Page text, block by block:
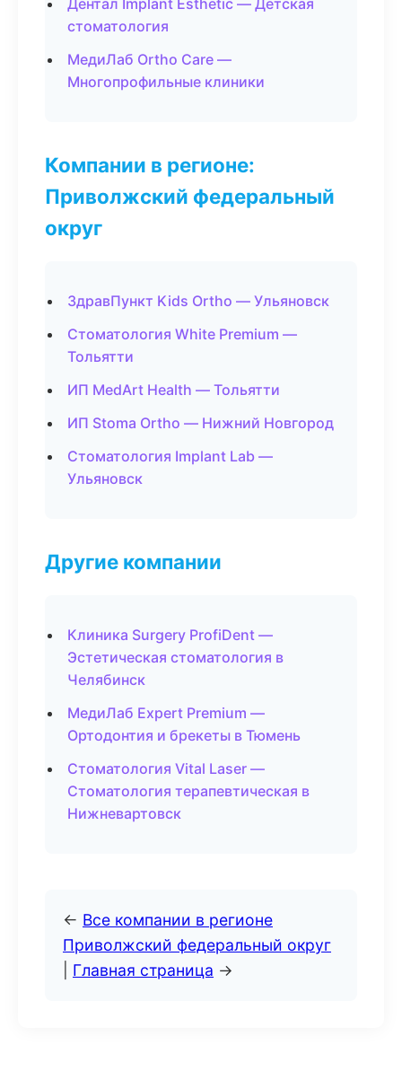
Дентал Implant Esthetic — Детская
стоматология
МедиЛаб Ortho Care —
Многопрофильные клиники
Компании в регионе:
Приволжский федеральный
округ
ЗдравПункт Kids Ortho — Ульяновск
Стоматология White Premium —
Тольятти
ИП MedArt Health — Тольятти
ИП Stoma Ortho — Нижний Новгород
Стоматология Implant Lab —
Ульяновск
Другие компании
Клиника Surgery ProfiDent —
Эстетическая стоматология в
Челябинск
МедиЛаб Expert Premium —
Ортодонтия и брекеты в Тюмень
Стоматология Vital Laser —
Стоматология терапевтическая в
Нижневартовск
← Все компании в регионе
Приволжский федеральный округ
Главная страница →